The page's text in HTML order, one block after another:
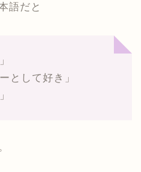
語だと
として好き」